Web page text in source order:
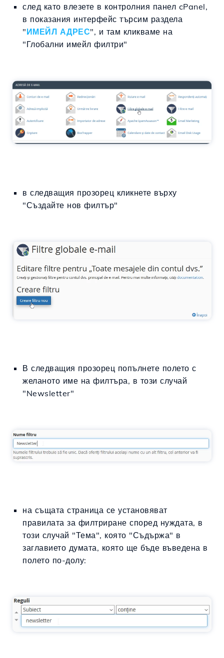
след като влезете в контролния панел cPanel,
в показания интерфейс търсим раздела
"ИМЕЙЛ АДРЕС", и там кликваме на
"Глобални имейл филтри"
в следващия прозорец кликнете върху
"Създайте нов филтър"
В следващия прозорец попълнете полето с
желаното име на филтъра, в този случай
"Newsletter"
на същата страница се установяват
правилата за филтриране според нуждата, в
този случай "Тема", която "Съдържа" в
заглавието думата, която ще бъде въведена в
полето по-долу: